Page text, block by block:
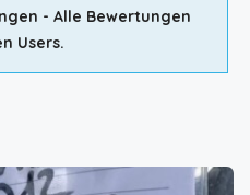
- Alle Bewertungen
Users.